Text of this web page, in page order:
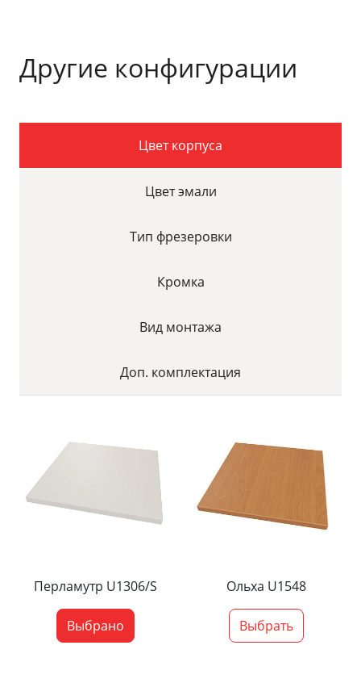
Другие конфигурации
Цвет корпуса
Цвет эмали
Тип фрезеровки
Кромка
Вид монтажа
Доп. комплектация
Перламутр U1306/S
Выбрано
Ольха U1548
Выбрать